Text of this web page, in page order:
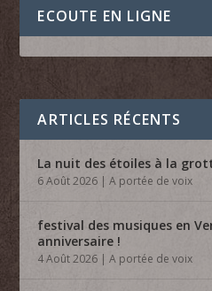
ECOUTE EN LIGNE
ARTICLES RÉCENTS
La nuit des étoiles à la
6 Août 2026 |A portée de voix
festival des musiques en
anniversaire !
4 Août 2026 |A portée de voix